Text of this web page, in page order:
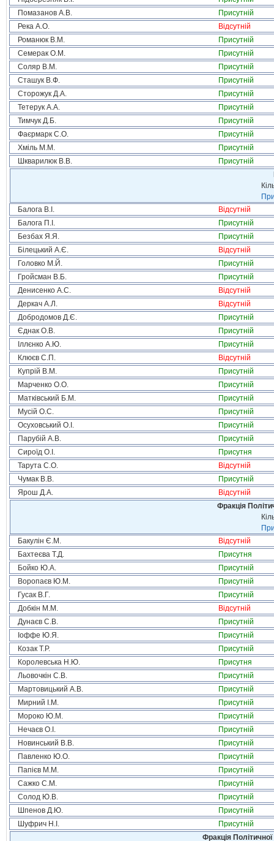
Помазанов А.В.
Присутній
Река А.О.
Відсутній
Романюк В.М.
Присутній
Семерак О.М.
Присутній
Соляр В.М.
Присутній
Сташук В.Ф.
Присутній
Сторожук Д.А.
Присутній
Тетерук А.А.
Присутній
Тимчук Д.Б.
Присутній
Фаєрмарк С.О.
Присутній
Хміль М.М.
Присутній
Шкварилюк В.В.
Присутній
Балога В.І.
Відсутній
Балога П.І.
Присутній
Безбах Я.Я.
Присутній
Білецький А.Є.
Відсутній
Головко М.Й.
Присутній
Гройсман В.Б.
Присутній
Денисенко А.С.
Відсутній
Деркач А.Л.
Відсутній
Добродомов Д.Є.
Присутній
Єднак О.В.
Присутній
Іллєнко А.Ю.
Присутній
Клюєв С.П.
Відсутній
Купрій В.М.
Присутній
Марченко О.О.
Присутній
Матківський Б.М.
Присутній
Мусій О.С.
Присутній
Осуховський О.І.
Присутній
Парубій А.В.
Присутній
Сироїд О.І.
Присутня
Тарута С.О.
Відсутній
Чумак В.В.
Присутній
Ярош Д.А.
Відсутній
Фракція
Бакулін Є.М.
Відсутній
Бахтеєва Т.Д.
Присутня
Бойко Ю.А.
Присутній
Воропаєв Ю.М.
Присутній
Гусак В.Г.
Присутній
Добкін М.М.
Відсутній
Дунаєв С.В.
Присутній
Іоффе Ю.Я.
Присутній
Козак Т.Р.
Присутній
Королевська Н.Ю.
Присутня
Льовочкін С.В.
Присутній
Мартовицький А.В.
Присутній
Мирний І.М.
Присутній
Мороко Ю.М.
Присутній
Нечаєв О.І.
Присутній
Новинський В.В.
Присутній
Павленко Ю.О.
Присутній
Папієв М.М.
Присутній
Сажко С.М.
Присутній
Солод Ю.В.
Присутній
Шпенов Д.Ю.
Присутній
Шуфрич Н.І.
Присутній
Фракція